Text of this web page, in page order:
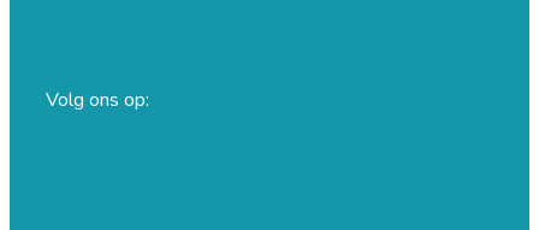
Volg ons op: